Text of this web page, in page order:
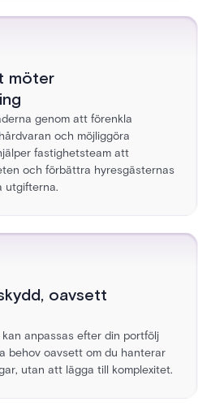
möter
genom att förenkla
och möjliggöra
fastighetsteam att
och förbättra hyresgästernas
utgifterna.
oavsett
anpassas efter din portfölj
behov oavsett om du hanterar
utan att lägga till komplexitet.